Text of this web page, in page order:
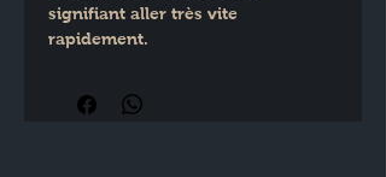
signifiant aller très vite
rapidement.